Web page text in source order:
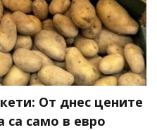
От днес цените
само в евро